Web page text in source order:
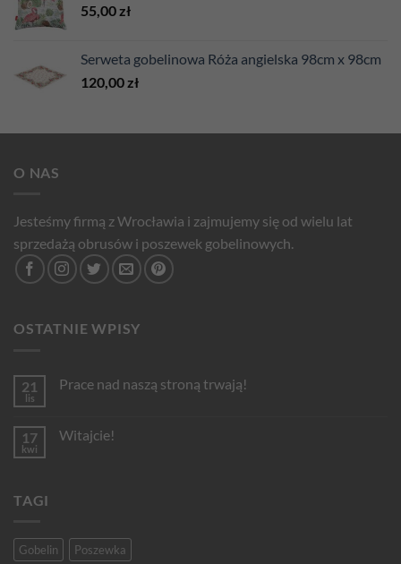
55,00 zł
Serweta gobelinowa Róża angielska 98cm x 98cm
120,00 zł
O NAS
Jesteśmy firmą z Wrocławia i zajmujemy się od wielu lat
sprzedażą obrusów i poszewek gobelinowych.
OSTATNIE WPISY
21
lis
Prace nad naszą stroną trwają!
Prace
17
kwi
Witajcie!
TAGI
Gobelin Poszewka